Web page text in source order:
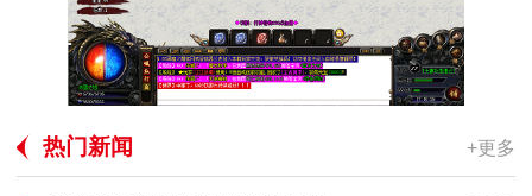
热门新闻 +更多